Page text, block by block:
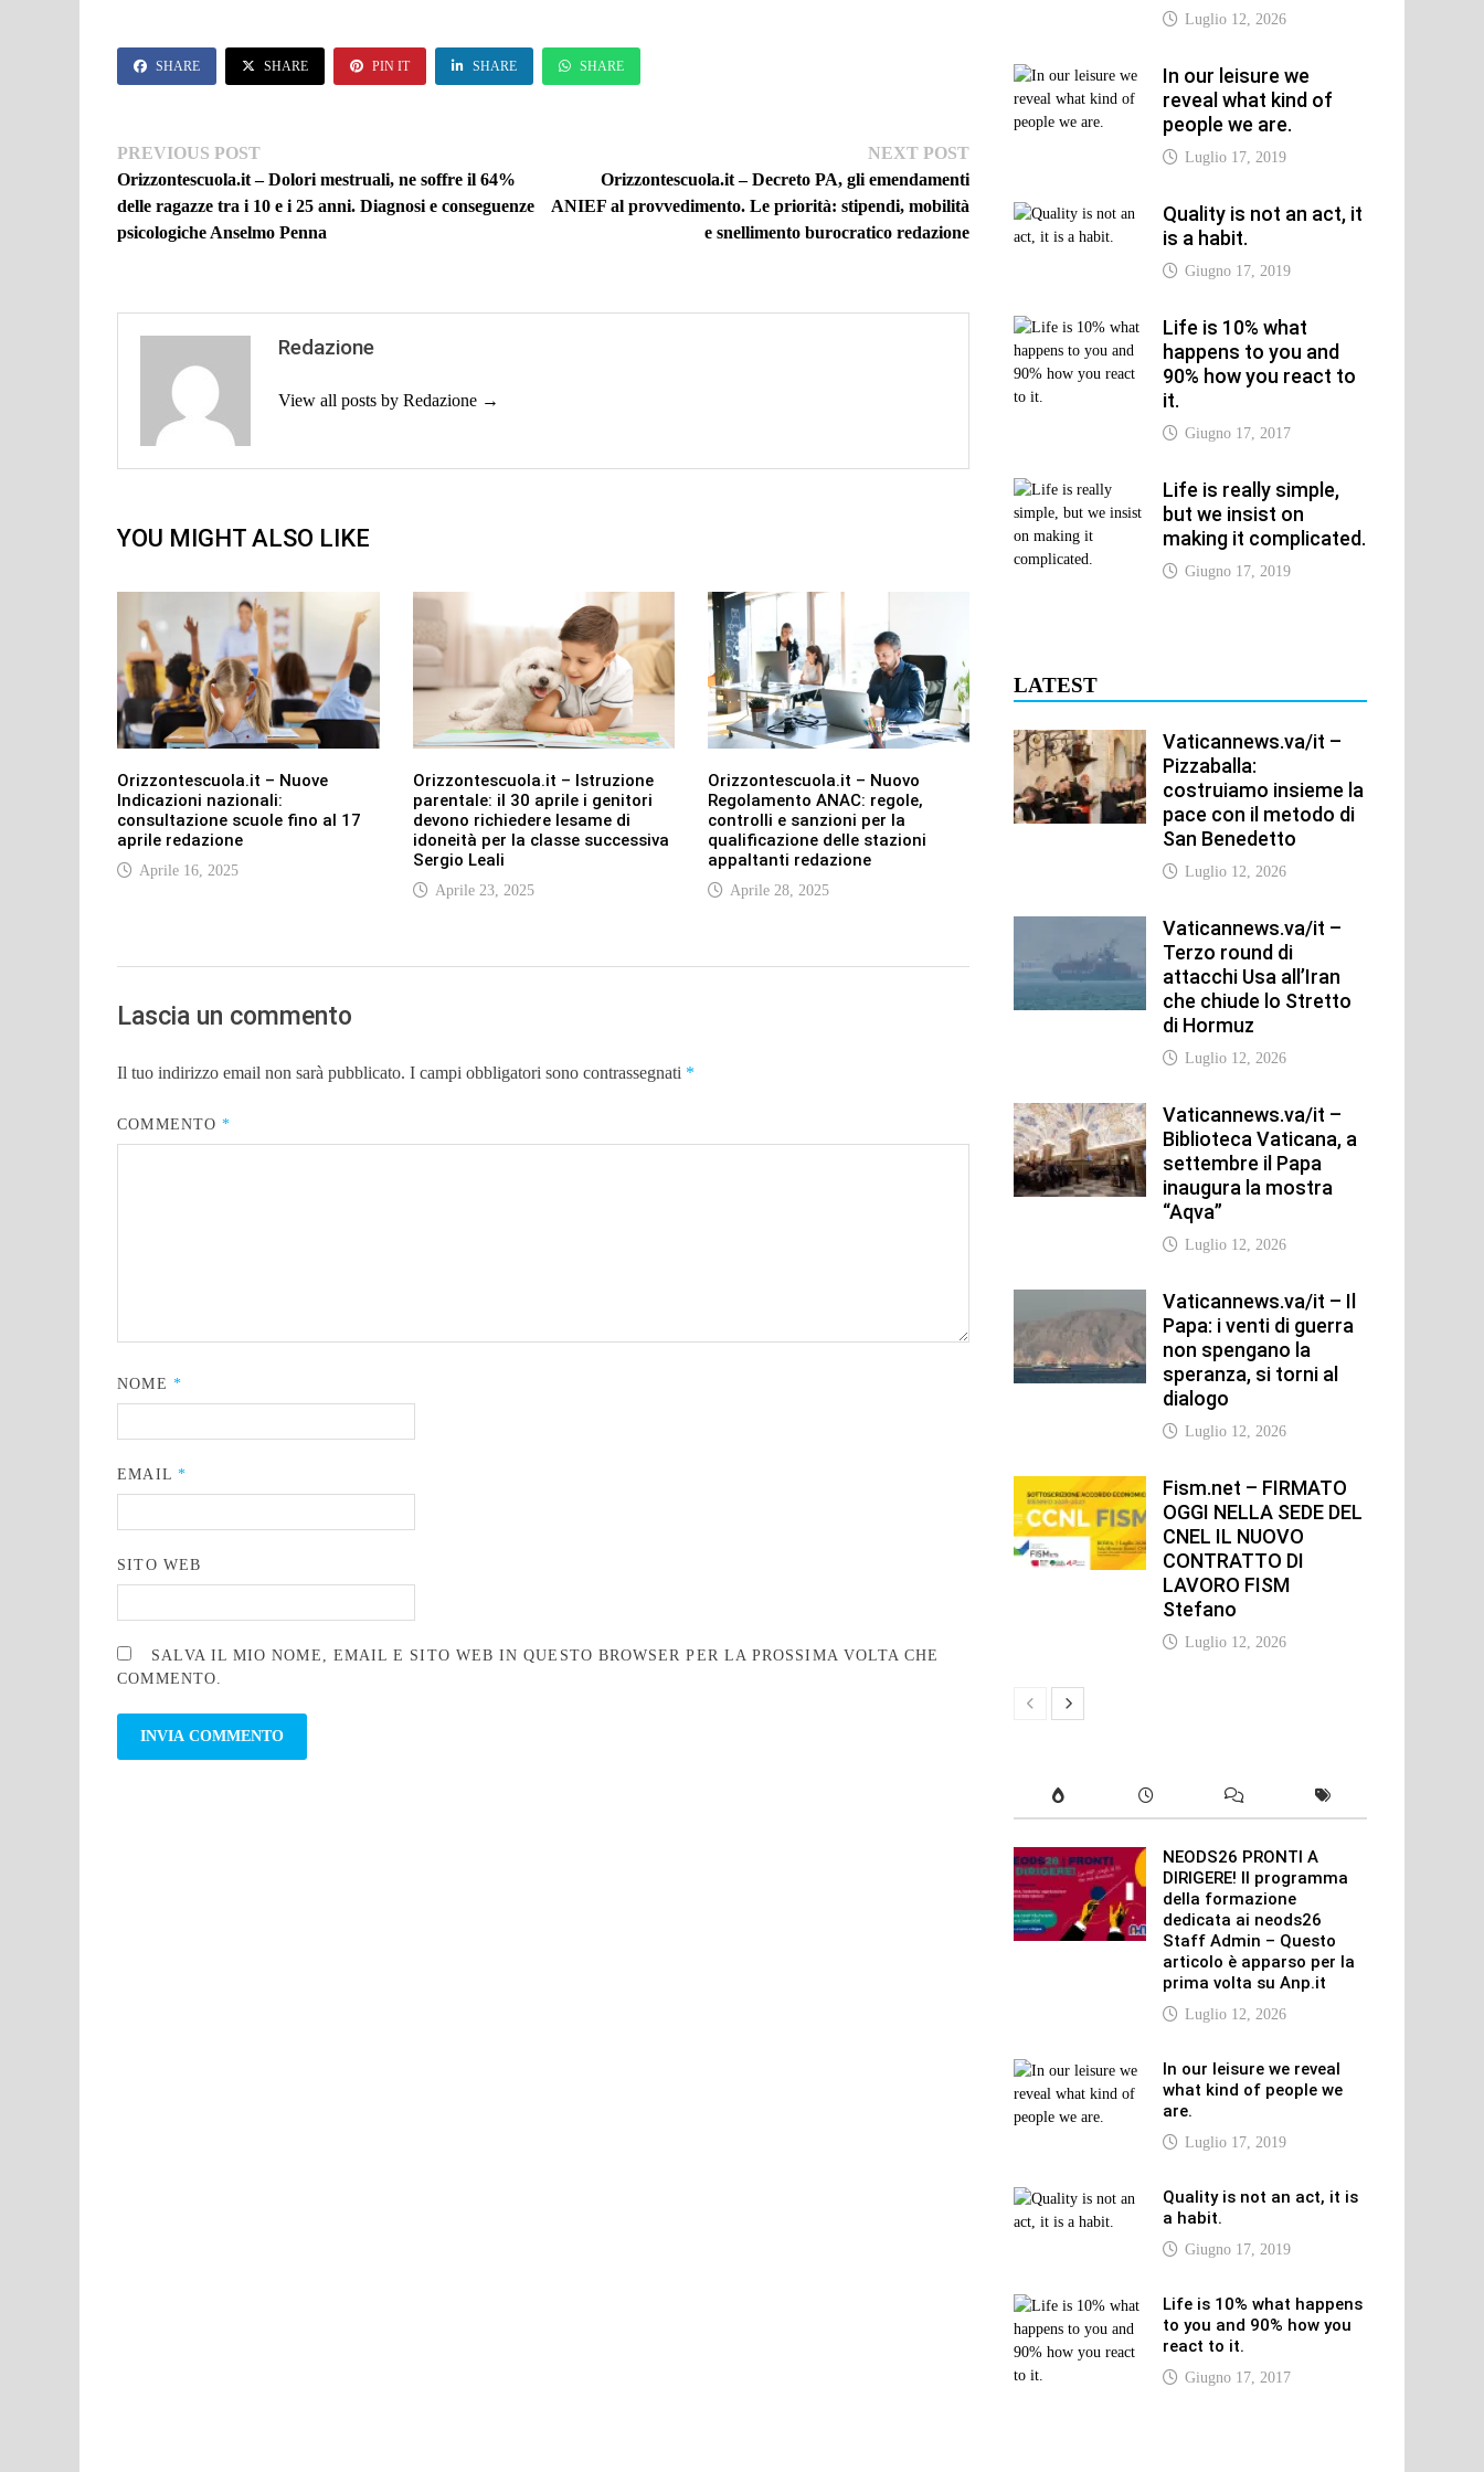
SHARE SHARE PIN IT SHARE SHARE
Navigazione
articoli
PREVIOUS POSTPrevious
post:
Orizzontescuola.it – Dolori mestruali, ne soffre il 64%
delle ragazze tra i 10 e i 25 anni. Diagnosi e conseguenze
psicologiche Anselmo Penna
NEXT POSTNext
post:
Orizzontescuola.it – Decreto PA, gli emendamenti
ANIEF al provvedimento. Le priorità: stipendi, mobilità
e snellimento burocratico redazione
Redazione
View all posts by Redazione →
YOU MIGHT ALSO LIKE
Orizzontescuola.it – Nuove
Indicazioni nazionali:
consultazione scuole fino al 17
aprile redazione
Aprile 16, 2025
Orizzontescuola.it – Istruzione
parentale: il 30 aprile i genitori
devono richiedere lesame di
idoneità per la classe successiva
Sergio Leali
Aprile 23, 2025
Orizzontescuola.it – Nuovo
Regolamento ANAC: regole,
controlli e sanzioni per la
qualificazione delle stazioni
appaltanti redazione
Aprile 28, 2025
Lascia un commento
Il tuo indirizzo email non sarà pubblicato. I campi obbligatori sono contrassegnati *
COMMENTO *
NOME *
EMAIL *
SITO WEB
SALVA IL MIO NOME, EMAIL E SITO WEB IN QUESTO BROWSER PER LA PROSSIMA VOLTA CHE
COMMENTO.
Luglio 12, 2026
In our leisure we
reveal what kind of
people we are.
Luglio 17, 2019
Quality is not an act, it
is a habit.
Giugno 17, 2019
Life is 10% what
happens to you and
90% how you react to
it.
Giugno 17, 2017
Life is really simple,
but we insist on
making it complicated.
Giugno 17, 2019
LATEST
Vaticannews.va/it –
Pizzaballa:
costruiamo insieme la
pace con il metodo di
San Benedetto
Luglio 12, 2026
Vaticannews.va/it –
Terzo round di
attacchi Usa all’Iran
che chiude lo Stretto
di Hormuz
Luglio 12, 2026
Vaticannews.va/it –
Biblioteca Vaticana, a
settembre il Papa
inaugura la mostra
“Aqva”
Luglio 12, 2026
Vaticannews.va/it – Il
Papa: i venti di guerra
non spengano la
speranza, si torni al
dialogo
Luglio 12, 2026
Fism.net – FIRMATO
OGGI NELLA SEDE DEL
CNEL IL NUOVO
CONTRATTO DI
LAVORO FISM
Stefano
Luglio 12, 2026
NEODS26 PRONTI A
DIRIGERE! Il programma
della formazione
dedicata ai neods26
Staff Admin – Questo
articolo è apparso per la
prima volta su Anp.it
Luglio 12, 2026
In our leisure we reveal
what kind of people we
are.
Luglio 17, 2019
Quality is not an act, it is
a habit.
Giugno 17, 2019
Life is 10% what happens
to you and 90% how you
react to it.
Giugno 17, 2017